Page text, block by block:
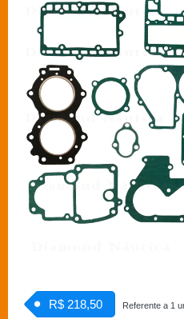
R$ 218,50 Referente a 1